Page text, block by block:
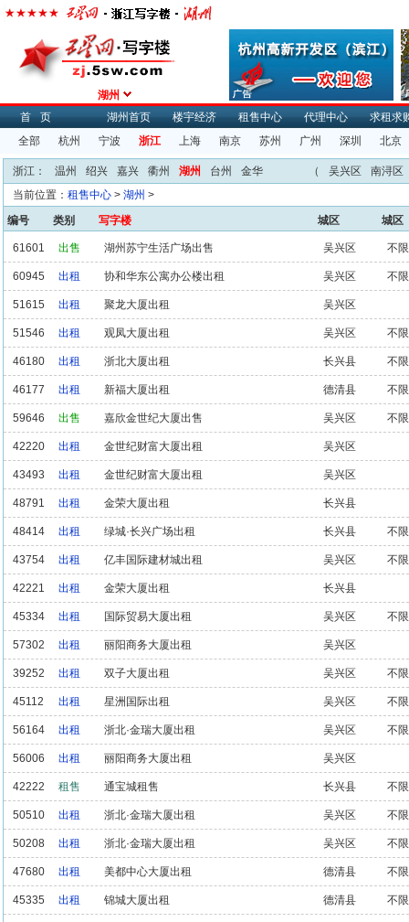
湖州
首页
湖州首页 楼宇经济 租售中心 代理中心
求租求
全部
杭州 宁波 浙江 上海 南京 苏州 广州 深圳 北京
浙江： 温州 绍兴 嘉兴 衢州 湖州 台州 金华 （ 吴兴区
南浔区
当前位置： 租售中心 > 湖州 >
编号
类别 写字楼 城区 城区
61601 出售 湖州苏宁生活广场出售 吴兴区 不限
60945 出租 协和华东公寓办公楼出租 吴兴区 不限
51615 出租 聚龙大厦出租 吴兴区
51546 出租 观凤大厦出租 吴兴区 不限
46180 出租 浙北大厦出租 长兴县 不限
46177 出租 新福大厦出租 德清县 不限
59646 出售 嘉欣金世纪大厦出售 吴兴区 不限
42220 出租 金世纪财富大厦出租 吴兴区
43493 出租 金世纪财富大厦出租 吴兴区
48791 出租 金荣大厦出租 长兴县
48414 出租 绿城·长兴广场出租 长兴县 不限
43754 出租 亿丰国际建材城出租 吴兴区 不限
42221 出租 金荣大厦出租 长兴县
45334 出租 国际贸易大厦出租 吴兴区 不限
57302 出租 丽阳商务大厦出租 吴兴区
39252 出租 双子大厦出租 吴兴区 不限
45112 出租 星洲国际出租 吴兴区 不限
56164 出租 浙北·金瑞大厦出租 吴兴区 不限
56006 出租 丽阳商务大厦出租 吴兴区
42222 租售 通宝城租售 长兴县 不限
50510 出租 浙北·金瑞大厦出租 吴兴区 不限
50208 出租 浙北·金瑞大厦出租 吴兴区 不限
47680 出租 美都中心大厦出租 德清县 不限
45335 出租 锦城大厦出租 德清县 不限